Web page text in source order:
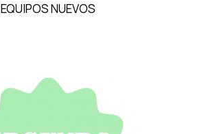
EQUIPOS NUEVOS